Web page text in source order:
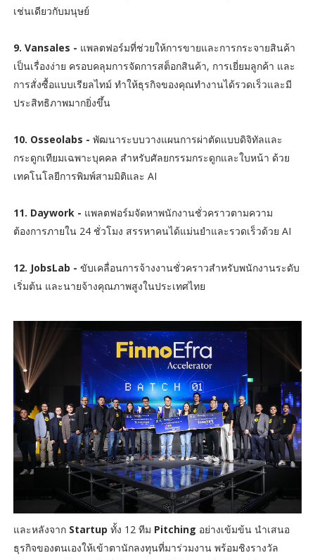
เช่นเดียวกับมนุษย์
9. Vansales - แพลตฟอร์มที่ช่วยให้การขายและการกระจายสินค้า
เป็นเรื่องง่าย ครอบคลุมการจัดการสต็อกสินค้า, การเยี่ยมลูกค้า และ
การสั่งซื้อแบบเรียลไทม์ ทำให้ธุรกิจของคุณทำงานได้รวดเร็วและมี
ประสิทธิภาพมากยิ่งขึ้น
10. Osseolabs - พัฒนาระบบวางแผนการผ่าตัดแบบดิจิทัลและ
กระดูกเทียมเฉพาะบุคคล สำหรับศัลยกรรมกระดูกและใบหน้า ด้วย
เทคโนโลยีการพิมพ์สามมิติและ AI
11. Daywork - แพลตฟอร์มจัดหาพนักงานชั่วคราวตามความ
ต้องการภายใน 24 ชั่วโมง สรรหาคนได้แม่นยำและรวดเร็วด้วย AI
12. JobsLab - ขับเคลื่อนการจ้างงานชั่วคราวสำหรับพนักงานระดับ
เริ่มต้น และนายจ้างคุณภาพสูงในประเทศไทย
และหลังจาก Startup ทั้ง 12 ทีม Pitching อย่างเข้มข้น นำเสนอ
ธุรกิจของตนเองให้เข้าตานักลงทุนที่มาร่วมงาน พร้อมชิงรางวัล